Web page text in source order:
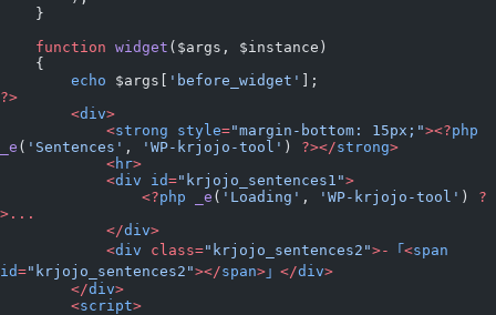
    }
    function
widget ($args, $instance)
    {
        echo
$args[ 'before_widget' ];
?>
        <
div>
            <
strong style="margin-bottom: 15px;"><?php
_e ( 'Sentences' , 'WP-krjojo-tool' ) ?></strong>
            <
hr>
            <
div id="krjojo_sentences1">
                <?
php _e ( 'Loading' , 'WP-krjojo-tool' ) ?
>...
            </
div>
            <
div class="krjojo_sentences2">- 「<span
id="krjojo_sentences2"></span> 」 </div>
        </
div>
        <
script>